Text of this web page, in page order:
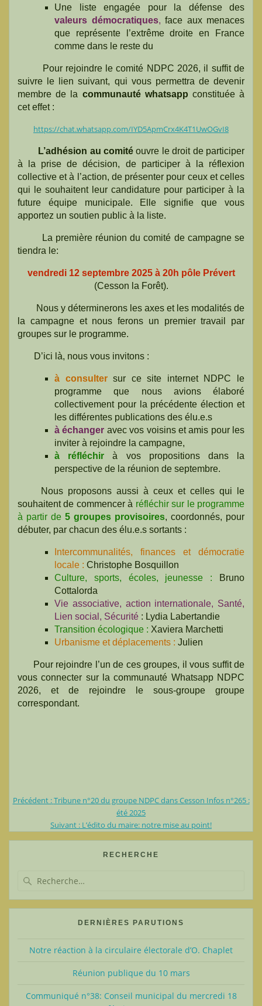
Une liste engagée pour la défense des
valeurs démocratiques, face aux menaces
que représente l’extrême droite en France
comme dans le reste du
Pour rejoindre le comité NDPC 2026, il suffit de
suivre le lien suivant, qui vous permettra de devenir
membre de la communauté whatsapp constituée à
cet effet :
https://chat.whatsapp.com/IYD5ApmCrx4K4T1UwOGvI8
L’adhésion au comitéouvre le droit de participer
à la prise de décision, de participer à la réflexion
collective et à l’action, de présenter pour ceux et celles
qui le souhaitent leur candidature pour participer à la
future équipe municipale. Elle signifie que vous
apportez un soutien public à la liste.
La première réunion du comité de campagne se
tiendra le:
vendredi 12septembre 2025 à 20h pôle Prévert
(Cesson la Forêt).
Nous y déterminerons les axes et les modalités de
la campagne et nous ferons un premier travail par
groupes sur le programme.
D’ici là, nous vous invitons :
à consultersur ce site internet NDPC le
programme que nous avions élaboré
collectivement pour la précédente élection et
les différentes publications des élu.e.s
à échanger avec vos voisins et amis pour les
inviter à rejoindre la campagne,
à réfléchir à vos propositions dans la
perspective de la réunion de septembre.
Nous proposons aussi à ceux et celles qui le
souhaitent de commencer à réfléchir sur le programme
à partir de 5 groupes provisoires, coordonnés, pour
débuter, par chacun des élu.e.s sortants :
Intercommunalités, finances et démocratie
locale : Christophe Bosquillon
Culture, sports, écoles, jeunesse : Bruno
Cottalorda
Vie associative, action internationale, Santé,
Lien social, Sécurité : Lydia Labertandie
Transition écologique : Xaviera Marchetti
Urbanisme et déplacements : Julien
Pour rejoindre l’un de ces groupes, il vous suffit de
vous connecter sur la communauté Whatsapp NDPC
2026, et de rejoindre le sous-groupe groupe
correspondant.
Navigation
de
Précédent :Article
:
Tribune n°20 du groupe NDPC dans Cesson Infos n°265 :
été 2025
Suivant : Article
L’édito du maire: notre mise au point!
RECHERCHE
:
DERNIÈRES PARUTIONS
Notre réaction à la circulaire électorale d’O. Chaplet
Réunion publique du 10 mars
Communiqué n°38: Conseil municipal du mercredi 18